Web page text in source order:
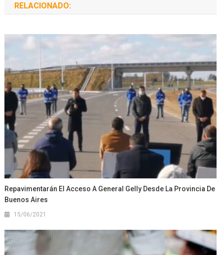
RELACIONADO:
Repavimentarán El Acceso A General Gelly Desde La Provincia De
Buenos Aires
15/06/2021